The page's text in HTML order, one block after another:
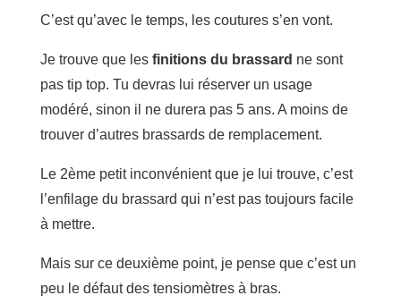
C’est qu’avec le temps, les coutures s’en vont.
Je trouve que les finitions du brassard ne sont
pas tip top. Tu devras lui réserver un usage
modéré, sinon il ne durera pas 5 ans. A moins de
trouver d’autres brassards de remplacement.
Le 2ème petit inconvénient que je lui trouve, c’est
l’enfilage du brassard qui n’est pas toujours facile
à mettre.
Mais sur ce deuxième point, je pense que c’est un
peu le défaut des tensiomètres à bras.